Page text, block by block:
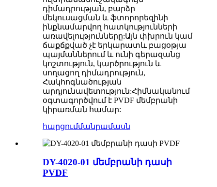
դիմադրության, բարձր
մեկուսացման և ֆտորորեզինի
ինքնամարվող հատկությունների
առավելությունները:Այն փխրուն կամ
ճաքճքված չէ երկարատև բացօթյա
պայմաններում և ունի գերազանց
կոշտություն, կարծրություն և
սողացող դիմադրություն,
Հակհոգնածության
արդյունավետություն:Հիմնականում
օգտագործվում է PVDF մեմբրանի
կիրառման համար:
հարցումմանրամասն
DY-4020-01 մեմբրանի դասի
PVDF